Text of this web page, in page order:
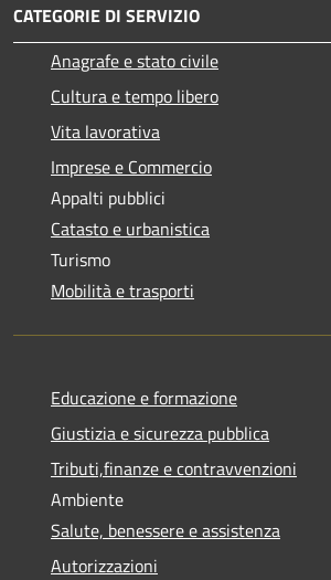
CATEGORIE DI SERVIZIO
Anagrafe e stato civile
Cultura e tempo libero
Vita lavorativa
Imprese e Commercio
Appalti pubblici
Catasto e urbanistica
Turismo
Mobilità e trasporti
Educazione e formazione
Giustizia e sicurezza pubblica
Tributi,finanze e contravvenzioni
Ambiente
Salute, benessere e assistenza
Autorizzazioni